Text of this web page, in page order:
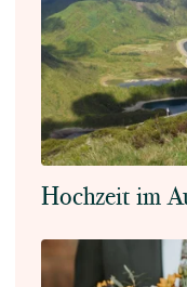
Hochzeit im